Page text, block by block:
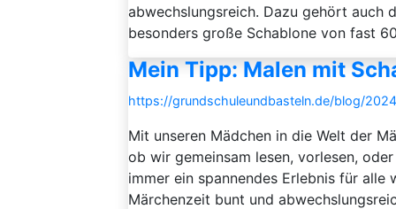
abwechslungsreich. Dazu gehört auch
besonders große Schablone von fast
Mein Tipp: Malen mit
https://grundschuleundbasteln.de/blog/
Mit unseren Mädchen in die Welt der
ob wir gemeinsam lesen, vorlesen,
immer ein spannendes Erlebnis für
Märchenzeit bunt und